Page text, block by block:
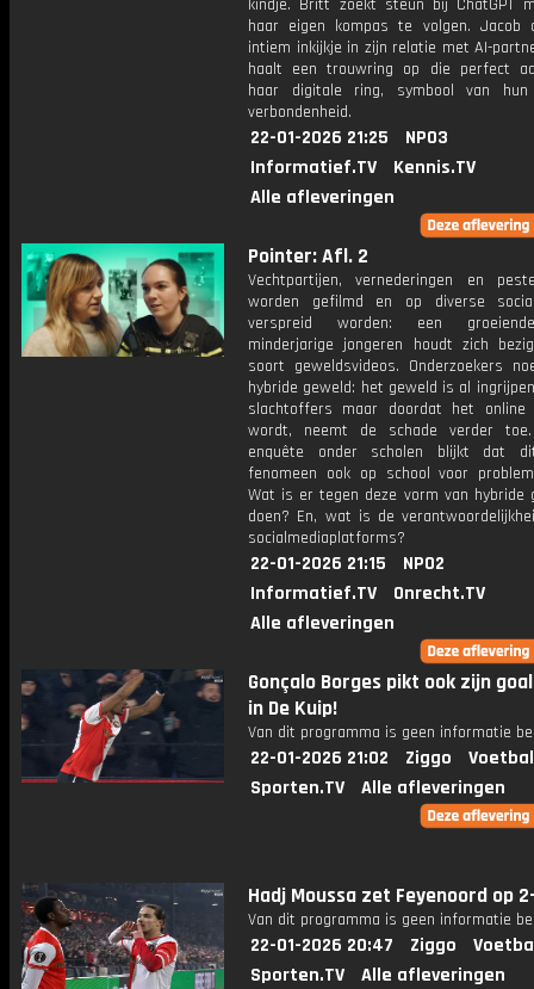
kindje. Britt zoekt steun bij ChatGPT
haar eigen kompas te volgen. Jacob
intiem inkijkje in zijn relatie met AI-
haalt een trouwring op die perfect
haar digitale ring, symbool van hun
verbondenheid.
22-01-2026 21:25
NPO3
Informatief.TV
Kennis.TV
Alle afleveringen
Pointer: Afl. 2
Vechtpartijen, vernederingen en
worden gefilmd en op diverse
verspreid worden: een
minderjarige jongeren houdt zich
soort geweldsvideos. Onderzoekers
hybride geweld: het geweld is al
slachtoffers maar doordat het online
wordt, neemt de schade verder
enquête onder scholen blijkt dat
fenomeen ook op school voor
Wat is er tegen deze vorm van hybride
doen? En, wat is de
socialmediaplatforms?
22-01-2026 21:15
NPO2
Informatief.TV
Onrecht.TV
Alle afleveringen
Gonçalo Borges pikt ook zijn
in De Kuip!
Van dit programma is geen informatie
22-01-2026 21:02 Ziggo
Sporten.TV
Alle afleveringen
Hadj Moussa zet Feyenoord op
Van dit programma is geen informatie
22-01-2026 20:47 Ziggo
Sporten.TV
Alle afleveringen